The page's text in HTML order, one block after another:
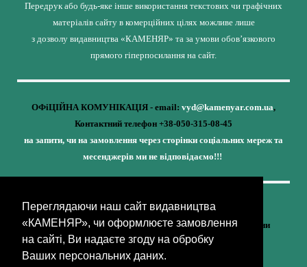
Переглядаючи наш сайт видавництва
«КАМЕНЯР», чи оформлюєте замовлення
на сайті, Ви надаєте згоду на обробку
Ваших персональних даних.
Передрук або будь-яке інше використання текстових чи графічних
матеріалів сайту в комерційних цілях можливе лише
з дозволу видавництва «КАМЕНЯР» та за умови обов’язкового
прямого гіперпосилання на сайт.
ОФіЦІЙНА КОМУНІКАЦІЯ - email: vyd@kamenyar.com.ua,
Контактний телефон +38-050-315-08-45
на запити, чи на замовлення через сторінки соціальних мереж та
месенджерів ми не відповідаємо!!!
Кожне наше видання - це внесок у спротив,
у збереження ідентичності та неминучу перемогу України
(видавництво «КАМЕНЯР»)